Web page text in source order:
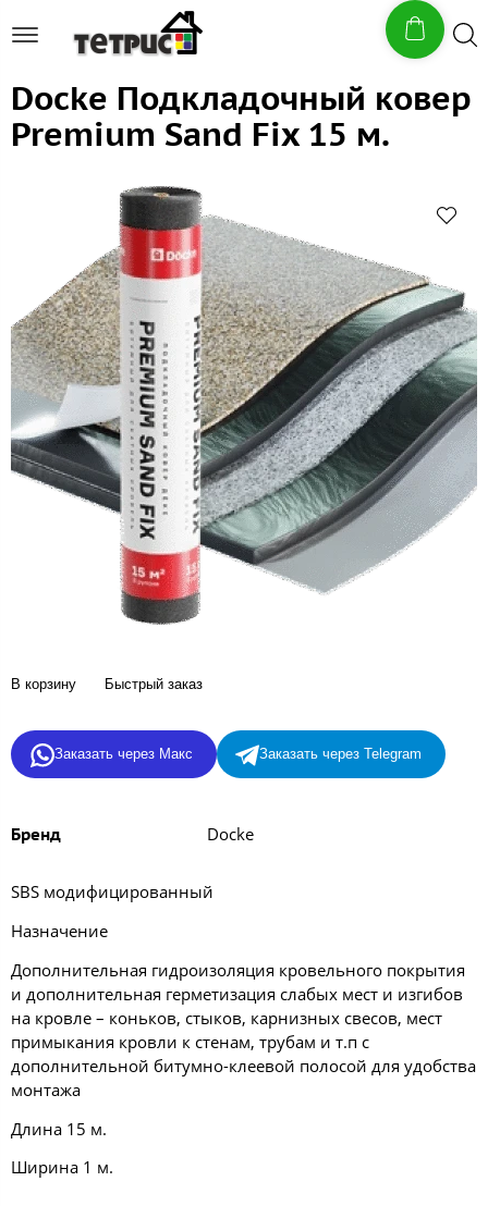
Docke Подкладочный ковер
Premium Sand Fix 15 м.
В корзину Быстрый заказ
Заказать через Макс Заказать через Telegram
Бренд Docke
SBS модифицированный
Назначение
Дополнительная гидроизоляция кровельного покрытия
и дополнительная герметизация слабых мест и изгибов
на кровле – коньков, стыков, карнизных свесов, мест
примыкания кровли к стенам, трубам и т.п с
дополнительной битумно-клеевой полосой для удобства
монтажа
Длина 15 м.
Ширина 1 м.